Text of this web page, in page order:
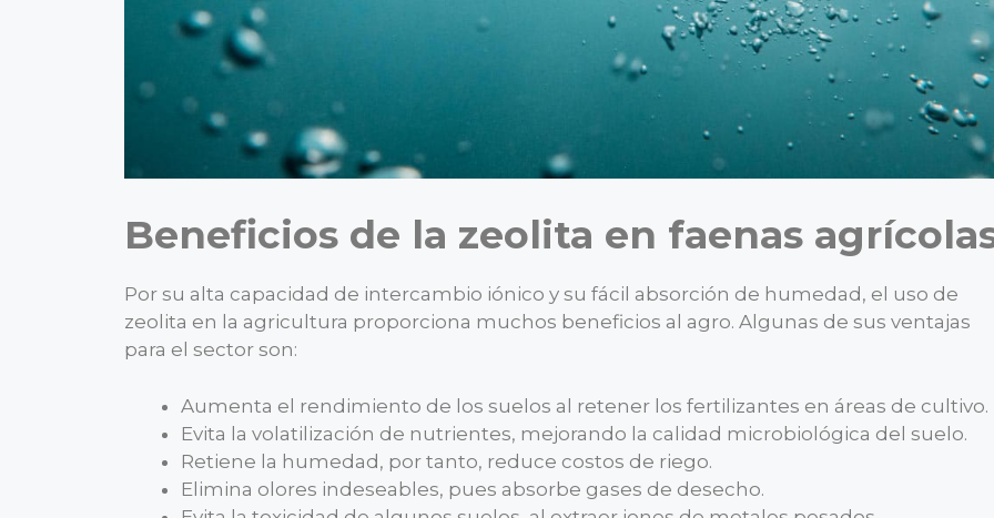
Beneficios de la zeolita en faenas
Por su alta capacidad de intercambio iónico y su fácil absorción de humedad, el uso de
zeolita en la agricultura proporciona muchos beneficios al agro. Algunas de sus ventajas
para el sector son:
Aumenta el rendimiento de los suelos al retener los fertilizantes en áreas de cultivo.
Evita la volatilización de nutrientes, mejorando la calidad microbiológica del suelo.
Retiene la humedad, por tanto, reduce costos de riego.
Elimina olores indeseables, pues absorbe gases de desecho.